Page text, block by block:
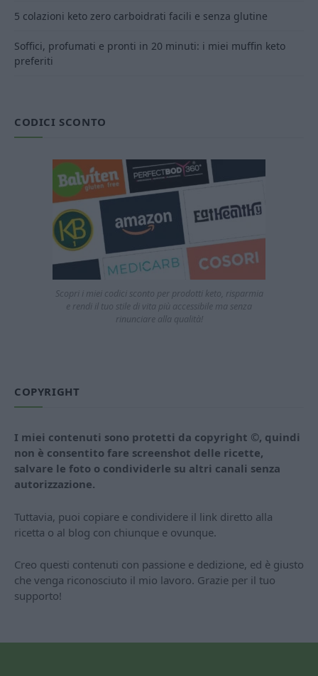
5 colazioni keto zero carboidrati facili e senza glutine
Soffici, profumati e pronti in 20 minuti: i miei muffin keto
preferiti
CODICI SCONTO
Scopri i miei codici sconto per prodotti keto, risparmia
e rendi il tuo stile di vita più accessibile ma senza
rinunciare alla qualità!
COPYRIGHT
I miei contenuti sono protetti da copyright ©, quindi
non è consentito fare screenshot delle ricette,
salvare le foto o condividerle su altri canali senza
autorizzazione.
Tuttavia, puoi copiare e condividere il link diretto alla
ricetta o al blog con chiunque e ovunque.
Creo questi contenuti con passione e dedizione, ed è giusto
che venga riconosciuto il mio lavoro. Grazie per il tuo
supporto!